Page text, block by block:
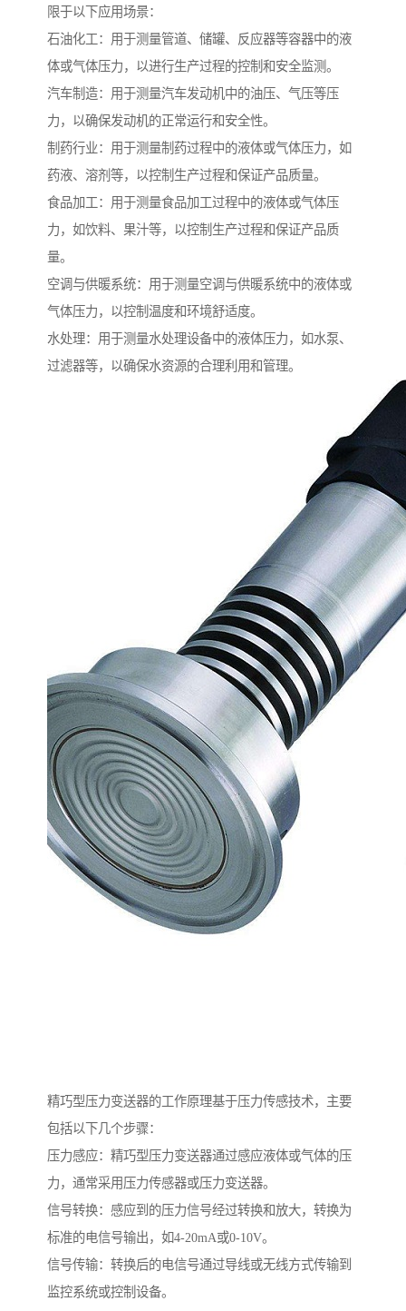
限于以下应用场景：
石油化工：用于测量管道、储罐、反应器等容器中的液
体或气体压力，以进行生产过程的控制和安全监测。
汽车制造：用于测量汽车发动机中的油压、气压等压
力，以确保发动机的正常运行和安全性。
制药行业：用于测量制药过程中的液体或气体压力，如
药液、溶剂等，以控制生产过程和保证产品质量。
食品加工：用于测量食品加工过程中的液体或气体压
力，如饮料、果汁等，以控制生产过程和保证产品质
量。
空调与供暖系统：用于测量空调与供暖系统中的液体或
气体压力，以控制温度和环境舒适度。
水处理：用于测量水处理设备中的液体压力，如水泵、
过滤器等，以确保水资源的合理利用和管理。
精巧型压力变送器的工作原理基于压力传感技术，主要
包括以下几个步骤：
压力感应：精巧型压力变送器通过感应液体或气体的压
力，通常采用压力传感器或压力变送器。
信号转换：感应到的压力信号经过转换和放大，转换为
标准的电信号输出，如4-20mA或0-10V。
信号传输：转换后的电信号通过导线或无线方式传输到
监控系统或控制设备。